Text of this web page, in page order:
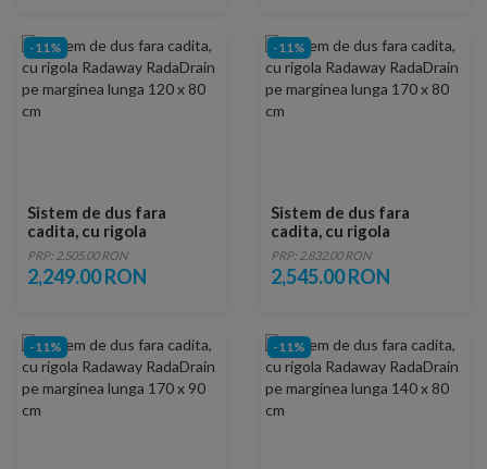
-11%
Sistem de dus fara
cadita, cu rigola
Radaway RadaDrain pe
marginea lunga 120 x 80
cm
PRP: 2,505.00 RON
2,249.00 RON
-11%
Sistem de dus fara
cadita, cu rigola
Radaway RadaDrain pe
marginea lunga 170 x 80
cm
PRP: 2,832.00 RON
2,545.00 RON
-11% -11%